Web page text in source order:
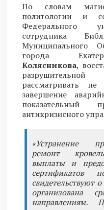
По словам
политологии и
Федерального
сотрудника
Муниципального
города
Колясникова,
рассматривать
завершение
показательный
антикризисного
«Устранение
ремонт
выплаты и
сертификатов
свидетельствуют
организована
направлениям.